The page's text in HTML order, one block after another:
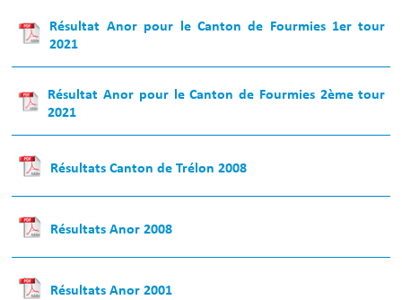
Résultat Anor pour le Canton de Fourmies 1er tour
2021
Résultat Anor pour le Canton de Fourmies 2ème tour
2021
Résultats Canton de Trélon 2008
Résultats Anor 2008
Résultats Anor 2001